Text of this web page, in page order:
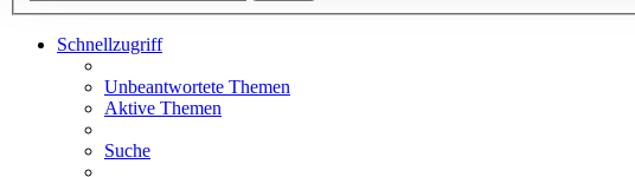
Schnellzugriff
Unbeantwortete Themen
Aktive Themen
Suche